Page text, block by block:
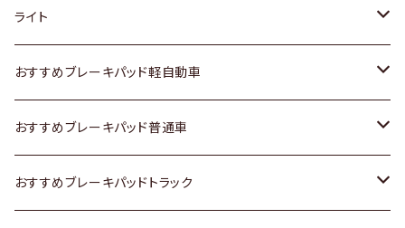
ホンダ
スズキ
日産
いすゞ
トヨタ
ホンダ
スズキ
日産
ライト
トヨタ
スズキ
日産
おすすめブレーキパッド軽自動車
トヨタ
ホンダ
おすすめブレーキパッド普通車
トヨタ
おすすめブレーキパッドトラック